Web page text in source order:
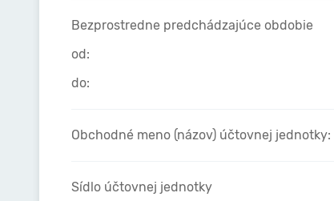
Bezprostredne predchádzajúce obdobie
od:
do:
Obchodné meno (názov) účtovnej jednotky:
Sídlo účtovnej jednotky